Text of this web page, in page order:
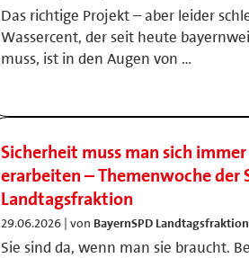
Das richtige Projekt – aber leider
Wassercent, der seit heute
muss, ist in den Augen von …
Sicherheit muss man sich
erarbeiten – Themenwoche der
Landtagsfraktion
29.06.2026 | von BayernSPD Landtagsfraktion
Sie sind da, wenn man sie braucht.